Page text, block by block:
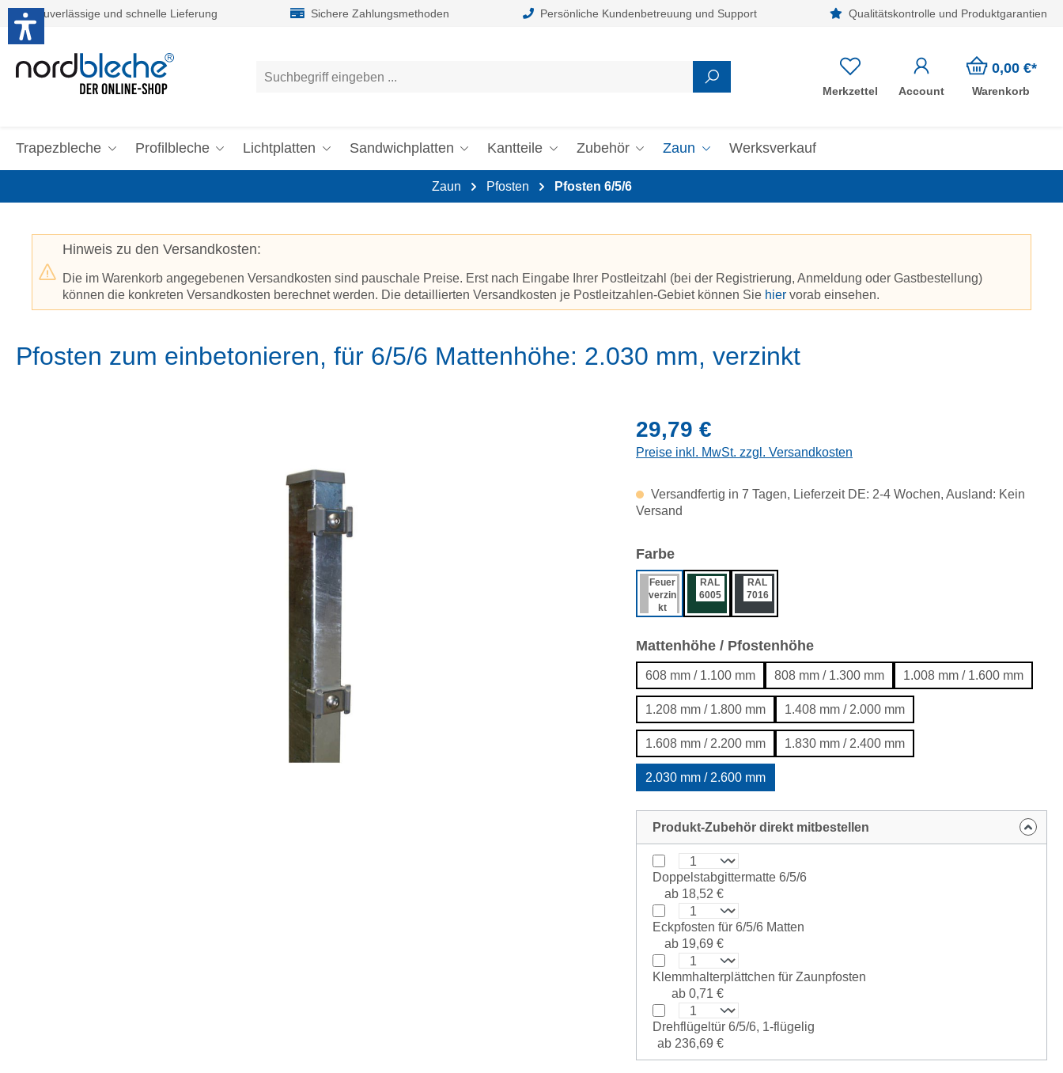
Hauptinhalt springen
Zur Suche springen
Zuverlässige und schnelle Lieferung Sichere Zahlungsmethoden Persönliche Kundenbetreuung und Support Qualitätskontrolle und Produktgarantien
Merkzettel Account
0,00 €*
Warenkorb
Trapezbleche Profilbleche Lichtplatten Sandwichplatten Kantteile Zubehör Zaun Werksverkauf
Zaun Pfosten Pfosten 6/5/6
Hinweis zu den Versandkosten:
Die im Warenkorb angegebenen Versandkosten sind pauschale Preise. Erst nach Eingabe Ihrer Postleitzahl (bei der Registrierung, Anmeldung oder Gastbestellung)
können die konkreten Versandkosten berechnet werden. Die detaillierten Versandkosten je Postleitzahlen-Gebiet können Sie hier vorab einsehen.
Pfosten zum einbetonieren, für 6/5/6 Mattenhöhe: 2.030 mm, verzinkt
Regulärer Preis:
29,79 €
Preise inkl. MwSt. zzgl. Versandkosten
Versandfertig in 7 Tagen, Lieferzeit DE: 2-4 Wochen, Ausland: Kein
Versand
Farbeauswählen
Feuer
verzin
kt
RAL
6005
RAL
7016
Mattenhöhe / Pfostenhöheauswählen
608 mm / 1.100 mm 808 mm / 1.300 mm 1.008 mm / 1.600 mm
1.208 mm / 1.800 mm 1.408 mm / 2.000 mm
1.608 mm / 2.200 mm 1.830 mm / 2.400 mm
2.030 mm / 2.600 mm
Produkt-Zubehör direkt mitbestellen
Doppelstabgittermatte 6/5/6
ab 18,52 €
Eckpfosten für 6/5/6 Matten
ab 19,69 €
Klemmhalterplättchen für Zaunpfosten
ab 0,71 €
Drehflügeltür 6/5/6, 1-flügelig
ab 236,69 €